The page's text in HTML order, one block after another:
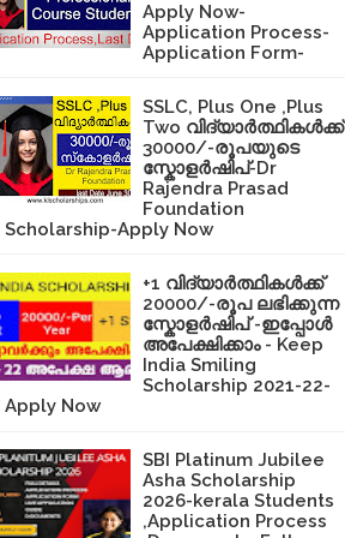
Apply Now-
Application Process-
Application Form-
SSLC, Plus One ,Plus
Two വിദ്യാർത്ഥികൾക്ക്
30000/-രൂപയുടെ
സ്കോളർഷിപ്-Dr
Rajendra Prasad
Foundation
Scholarship-Apply Now
+1 വിദ്യാർത്ഥികൾക്ക്
20000/-രൂപ ലഭിക്കുന്ന
സ്കോളർഷിപ് -ഇപ്പോൾ
അപേക്ഷിക്കാം - Keep
India Smiling
Scholarship 2021-22-
Apply Now
SBI Platinum Jubilee
Asha Scholarship
2026-kerala Students
,Application Process